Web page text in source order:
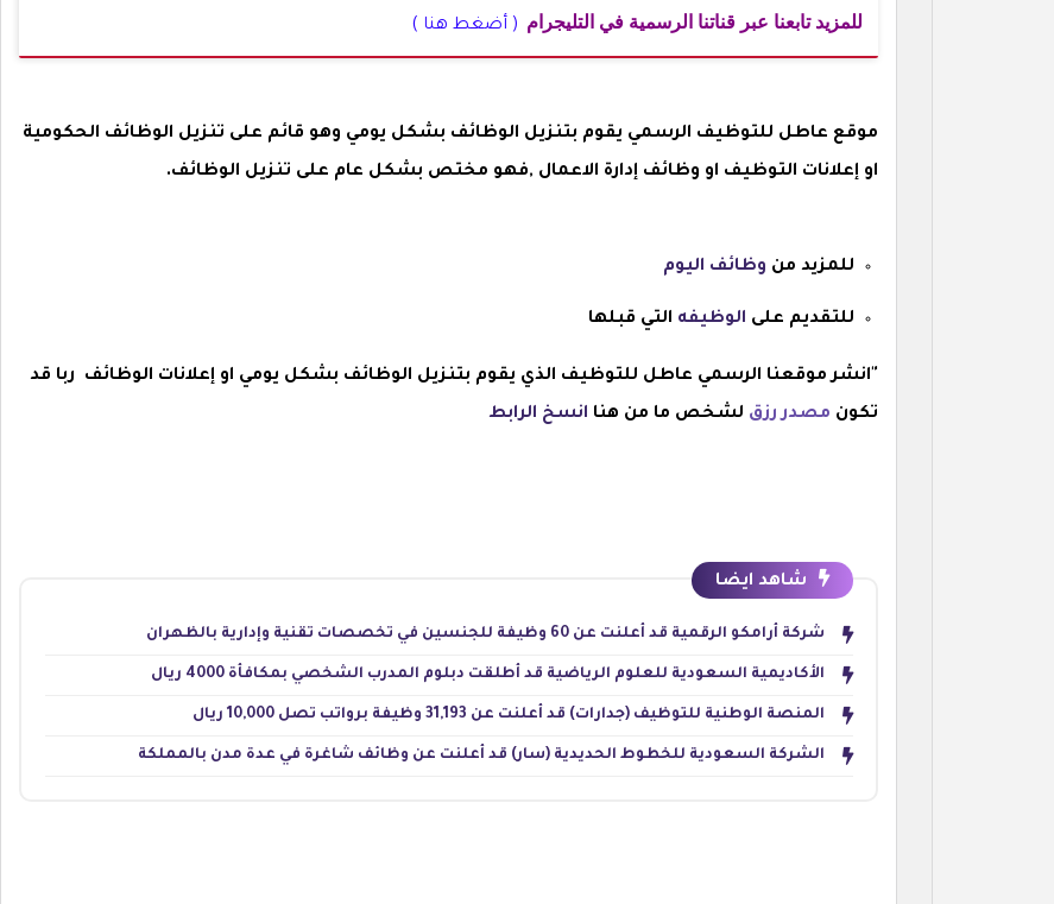
للمزيد تابعنا عبر قناتنا الرسمية في التليجرام ( أضغط هنا )
موقع عاطل للتوظيف الرسمي يقوم بتنزيل الوظائف بشكل يومي وهو قائم على تنزيل الوظائف الحكومية
او إعلانات التوظيف او وظائف إدارة الاعمال ,فهو مختص بشكل عام على تنزيل الوظائف.
للمزيد من وظائف اليوم
للتقديم على الوظيفه التي قبلها
"انشر موقعنا الرسمي عاطل للتوظيف الذي يقوم بتنزيل الوظائف بشكل يومي او إعلانات الوظائف ربا قد
تكون مصدر رزق لشخص ما من هنا انسخ الرابط
شاهد ايضا
شركة أرامكو الرقمية قد أعلنت عن 60 وظيفة للجنسين في تخصصات تقنية وإدارية بالظهران
الأكاديمية السعودية للعلوم الرياضية قد أطلقت دبلوم المدرب الشخصي بمكافأة 4000 ريال
المنصة الوطنية للتوظيف (جدارات) قد أعلنت عن 31,193 وظيفة برواتب تصل 10,000 ريال
الشركة السعودية للخطوط الحديدية (سار) قد أعلنت عن وظائف شاغرة في عدة مدن بالمملكة